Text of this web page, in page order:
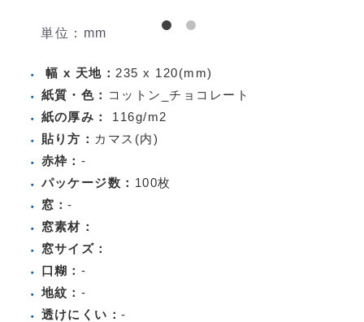
単位：mm
幅 x 天地： 235 x 120(mm)
紙質・色：
コットン_チョコレート
紙の厚み：
116g/m2
貼り方： カマス(内)
赤枠： -
パッケージ数： 100枚
窓：-
窓素材：
窓サイズ：
口糊： -
地紋： -
透けにくい：-